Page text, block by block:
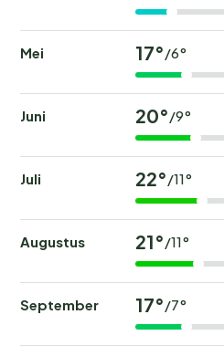
Mei 17°/6°
Juni 20°/9°
Juli 22°/11°
Augustus 21°/11°
September 17°/7°